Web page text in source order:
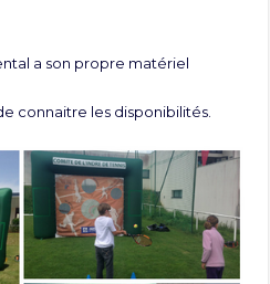
a son propre matériel
connaitre les disponibilités.